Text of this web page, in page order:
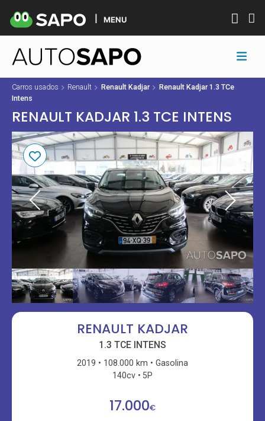
MENU
Carros usados Renault Renault Kadjar
Renault Kadjar 1.3 TCe
Intens
RENAULT KADJAR 1.3 TCE INTENS
RENAULT KADJAR
1.3 TCE INTENS
2019 108.000 km
Gasolina
140cv
5P
17.000€